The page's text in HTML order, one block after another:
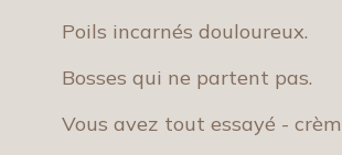
Poils incarnés douloureux.
Bosses qui ne partent pas.
Vous avez tout essayé -